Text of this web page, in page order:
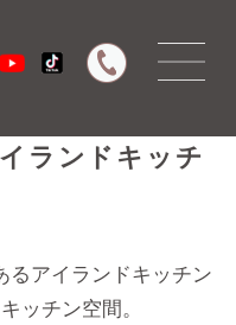
｜
ランドキッチ
るアイランドキッチン
ッチン空間。